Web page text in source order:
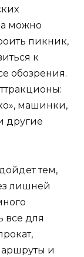
можно
пикник,
к
обозрения.
машинки,
другие
тем,
лишней
все для
и